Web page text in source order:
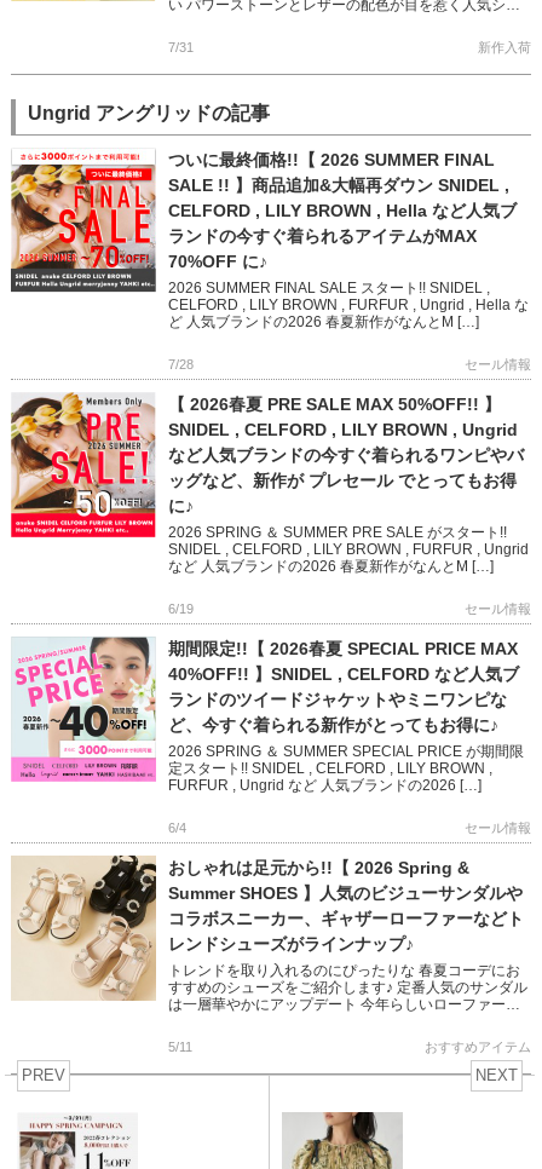
い パワーストーンとレザーの配色が目を惹く人気シリ
7/31 新作入荷
Ungrid アングリッドの記事
ついに最終価格!!【 2026 SUMMER FINAL
SALE !! 】商品追加&大幅再ダウン SNIDEL ,
CELFORD , LILY BROWN , Hella など人気ブ
ランドの今すぐ着られるアイテムがMAX
70%OFF に♪
2026 SUMMER FINAL SALE スタート!! SNIDEL ,
CELFORD , LILY BROWN , FURFUR , Ungrid , Hella な
ど 人気ブランドの2026 春夏新作がなんとM […]
7/28 セール情報
【 2026春夏 PRE SALE MAX 50%OFF!! 】
SNIDEL , CELFORD , LILY BROWN , Ungrid
など人気ブランドの今すぐ着られるワンピやバ
ッグなど、新作が プレセール でとってもお得
に♪
2026 SPRING ＆ SUMMER PRE SALE がスタート!!
SNIDEL , CELFORD , LILY BROWN , FURFUR , Ungrid
など 人気ブランドの2026 春夏新作がなんとM […]
6/19 セール情報
期間限定!!【 2026春夏 SPECIAL PRICE MAX
40%OFF!! 】SNIDEL , CELFORD など人気ブ
ランドのツイードジャケットやミニワンピな
ど、今すぐ着られる新作がとってもお得に♪
2026 SPRING ＆ SUMMER SPECIAL PRICE が期間限
定スタート!! SNIDEL , CELFORD , LILY BROWN ,
FURFUR , Ungrid など 人気ブランドの2026 […]
6/4 セール情報
おしゃれは足元から!!【 2026 Spring &
Summer SHOES 】人気のビジューサンダルや
コラボスニーカー、ギャザーローファーなどト
レンドシューズがラインナップ♪
トレンドを取り入れるのにぴったりな 春夏コーデにお
すすめのシューズをご紹介します♪ 定番人気のサンダル
は一層華やかにアップデート 今年らしいローファーも
5/11 おすすめアイテム
PREV NEXT